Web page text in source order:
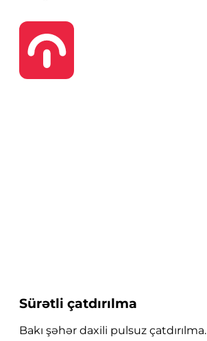
Sürətli çatdırılma
Bakı şəhər daxili pulsuz çatdırılma.